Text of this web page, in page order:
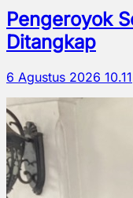
Pengeroyok
Ditangkap
6 Agustus 2026 10.11